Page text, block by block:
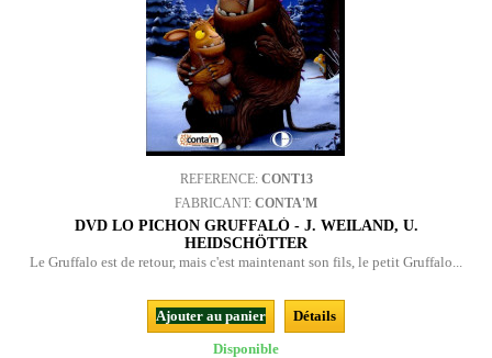
REFERENCE: CONT13
FABRICANT: CONTA'M
DVD LO PICHON GRUFFALÒ - J. WEILAND, U.
HEIDSCHÖTTER
Le Gruffalo est de retour, mais c'est maintenant son fils, le petit Gruffalo...
Ajouter au panier
Détails
Disponible